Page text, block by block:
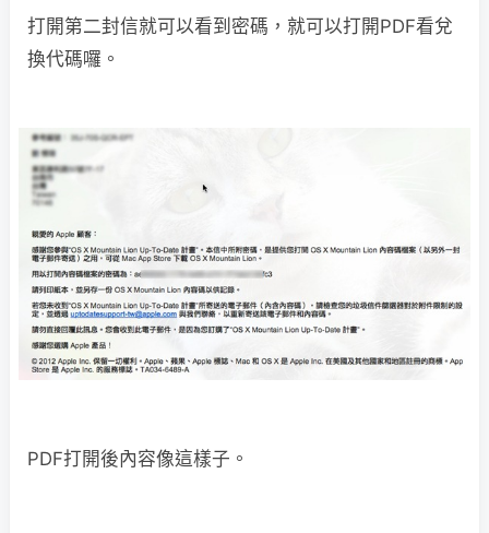
打開第二封信就可以看到密碼，就可以打開PDF看兌
換代碼囉。
PDF打開後內容像這樣子。